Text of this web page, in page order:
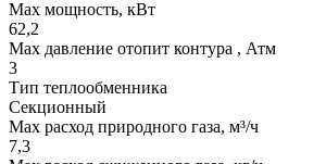
Max мощность, кВт
62,2
Max давление отопит контура , Атм
3
Тип теплообменника
Секционный
Max расход природного газа, м³/ч
7,3